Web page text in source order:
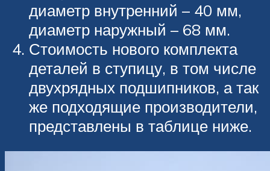
диаметр внутренний – 40 мм,
диаметр наружный – 68 мм.
Стоимость нового комплекта
деталей в ступицу, в том числе
двухрядных подшипников, а так
же подходящие производители,
представлены в таблице ниже.